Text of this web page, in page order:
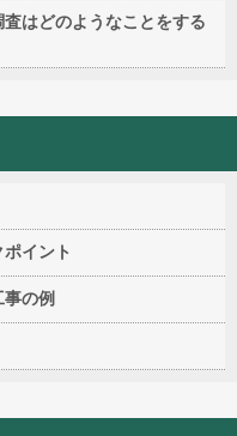
はどのようなことをする
イント
の例